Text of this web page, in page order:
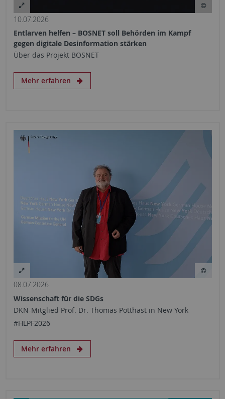
10.07.2026
Entlarven helfen – BOSNET soll Behörden im Kampf
gegen digitale Desinformation stärken
Über das Projekt BOSNET
Mehr erfahren
08.07.2026
Wissenschaft für die SDGs
DKN-Mitglied Prof. Dr. Thomas Potthast in New York
#HLPF2026
Mehr erfahren